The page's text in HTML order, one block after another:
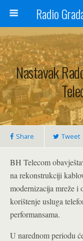
Nastavak
Share Tweet
BH Telecom
na rekonstrukciji
modernizacija mreže i
korištenje usluga
performansama.
U narednom periodu